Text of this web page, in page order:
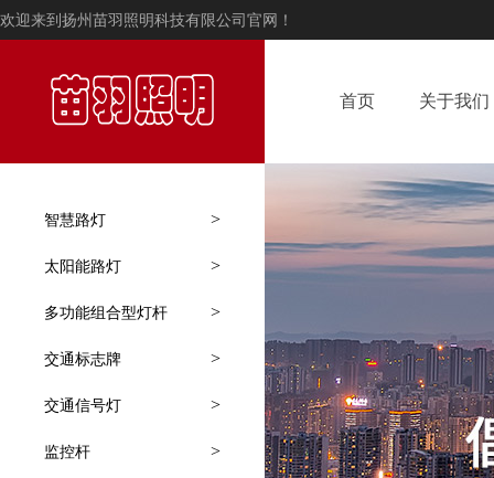
欢迎来到扬州苗羽照明科技有限公司官网！
智慧路灯 >
太阳能路灯 >
多功能组合型灯杆 >
交通标志牌 >
交通信号灯 >
监控杆 >
首页 关于我们